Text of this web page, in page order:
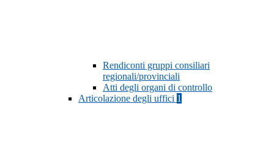
Rendiconti gruppi consiliari
regionali/provinciali
Atti degli organi di controllo
Articolazione degli uffici 1